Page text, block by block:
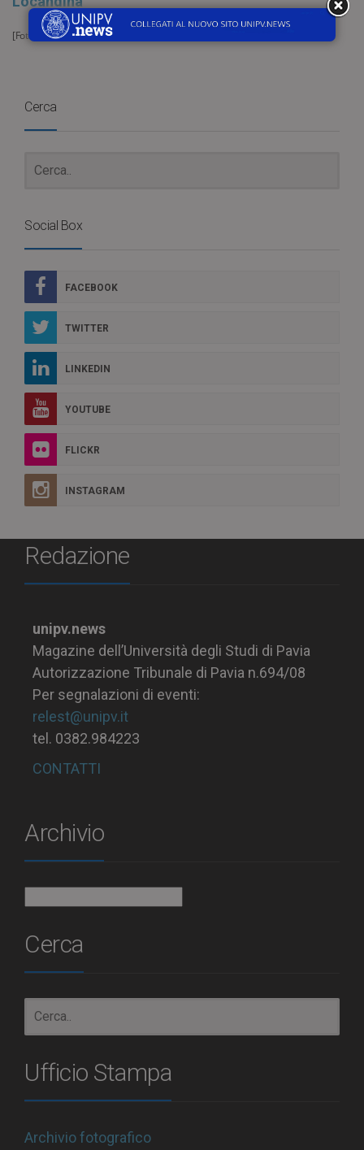
[Foto diGerd Altmannda
Cerca
Social Box
FACEBOOK
TWITTER
LINKEDIN
YOUTUBE
FLICKR
INSTAGRAM
Redazione
unipv.news
Magazine dell’Università degli Studi di Pavia
Autorizzazione Tribunale di Pavia n.694/08
Per segnalazioni di eventi:
relest@unipv.it
tel. 0382.984223
CONTATTI
Archivio
Cerca
Ufficio Stampa
Archivio fotografico